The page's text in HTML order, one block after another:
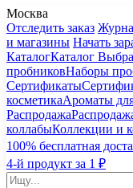
Москва
Отследить заказ
и магазины Начать
КаталогКаталог
пробниковНаборы
Сертификаты
косметикаАроматы
Распродажа
коллабыКоллекции и
100% бесплатная
4-й продукт за 1 ₽